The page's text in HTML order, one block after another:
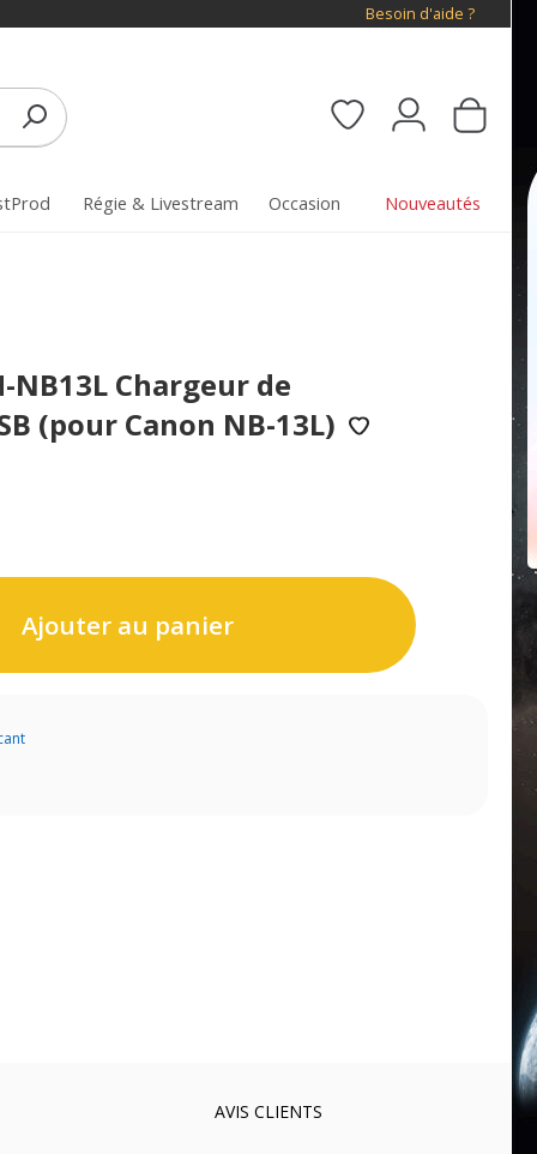
Besoin d'aide ?
Régie & Livestream Occasion Nouveautés
NB13L Chargeur de
(pour Canon NB-13L)
Ajouter au panier
AVIS CLIENTS